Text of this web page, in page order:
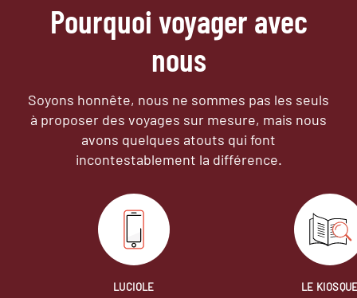
Pourquoi voyager avec
nous
Soyons honnête, nous ne sommes pas les seuls
à proposer des voyages sur mesure, mais nous
avons quelques atouts qui font
incontestablement la différence.
LUCIOLE
LE